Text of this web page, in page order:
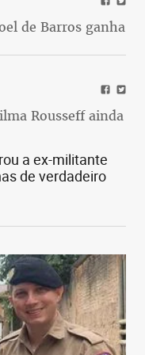
de Barros ganha
Rousseff ainda
a ex-militante
de verdadeiro